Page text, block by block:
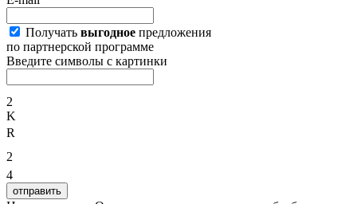
Получать выгодное предложения
по партнерской программе
Введите символы с картинки
2
K
R
2
4
отправить